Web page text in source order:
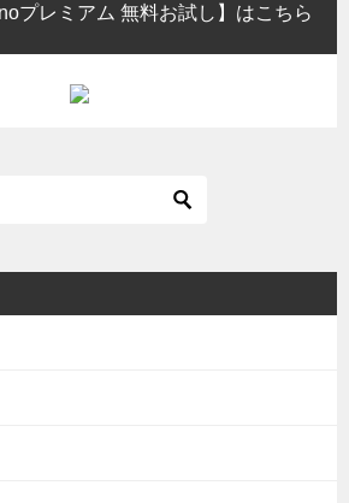
プレミアム 無料お試し】はこちら